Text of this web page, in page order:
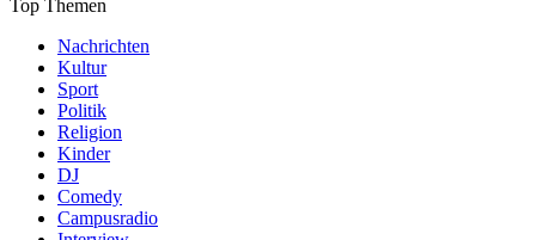
Top Themen
Nachrichten
Kultur
Sport
Politik
Religion
Kinder
DJ
Comedy
Campusradio